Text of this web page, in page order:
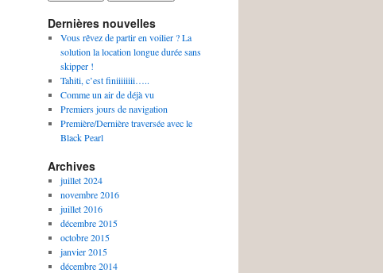
Dernières nouvelles
Vous rêvez de partir en voilier ? La
solution la location longue durée sans
skipper !
Tahiti, c’est finiiiiiiii…..
Comme un air de déjà vu
Premiers jours de navigation
Première/Dernière traversée avec le
Black Pearl
Archives
juillet 2024
novembre 2016
juillet 2016
décembre 2015
octobre 2015
janvier 2015
décembre 2014